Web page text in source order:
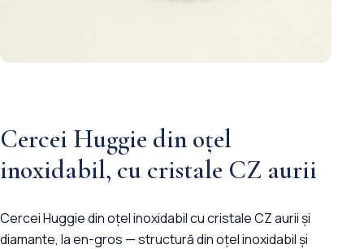
Cercei Huggie din oțel
inoxidabil, cu cristale CZ aurii
Cercei Huggie din oțel inoxidabil cu cristale CZ aurii și
diamante, la en-gros — structură din oțel inoxidabil și